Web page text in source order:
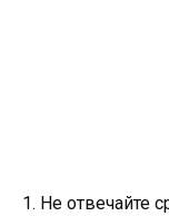
1. Не отвечайте